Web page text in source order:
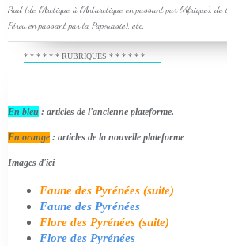
Sud (de l'Arctique à l'Antarctique en passant par l'Afrique),
Pérou en passant par la Papouasie), etc.
* * * * * * RUBRIQUES * * * * * *
En bleu : articles de l'ancienne plateforme.
En orange : articles de la nouvelle plateforme
Images d'ici
Faune des Pyrénées (suite)
Faune des Pyrénées
Flore des Pyrénées (suite)
Flore des Pyrénées